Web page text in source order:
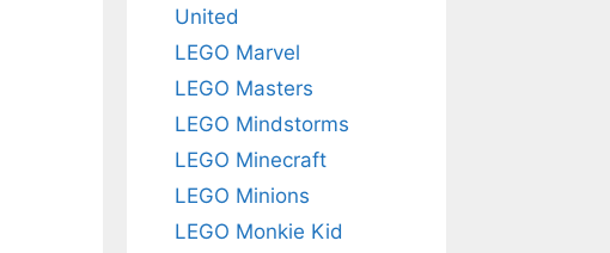
United
LEGO Marvel
LEGO Masters
LEGO Mindstorms
LEGO Minecraft
LEGO Minions
LEGO Monkie Kid